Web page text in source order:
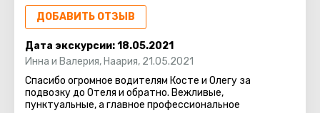
Использовали их и для укрепления Ноева ковчега. На
берегах Мёртвого моря создана превосходная
курортная зона: гостиницы, санатории, центры
здоровья и красоты, проводящие процедуры с
использованием морской воды и лечебных грязей.
ДОБАВИТЬ ОТЗЫВ
Дата экскурсии:18.05.2021
Инна и Валерия, Наария, 21.05.2021
Спасибо огромное водителям Косте и Олегу за
подвозку до Отеля и обратно. Вежливые,
пунктуальные, а главное профессиональное